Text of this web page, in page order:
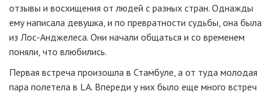
отзывы и восхищения от людей с разных стран. Однажды
ему написала девушка, и по превратности судьбы, она была
из Лос-Анджелеса. Они начали общаться и со временем
поняли, что влюбились.
Первая встреча произошла в Стамбуле, а от туда молодая
пара полетела в LA. Впереди у них было еще много встреч